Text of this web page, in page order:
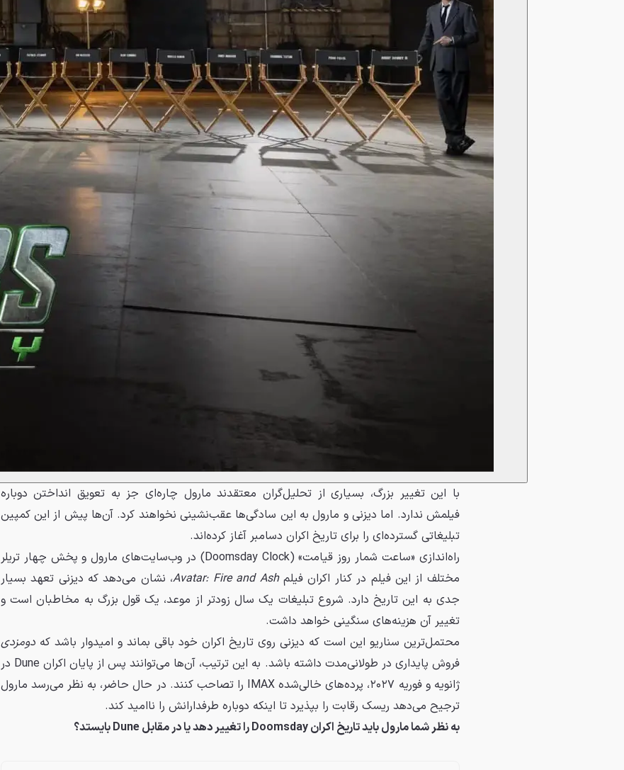
با این تغییر بزرگ، بسیاری از تحلیل‌گران معتقدند مارول چاره‌ای جز به تعویق انداختن دوباره
فیلمش ندارد. اما دیزنی و مارول به این سادگی‌ها عقب‌نشینی نخواهند کرد. آن‌ها پیش از این کمپین
تبلیغاتی گسترده‌ای را برای تاریخ اکران دسامبر آغاز کرده‌اند.
راه‌اندازی «ساعت شمار روز قیامت» (Doomsday Clock) در وب‌سایت‌های مارول و پخش چهار تریلر
مختلف از این فیلم در کنار اکران فیلمAvatar: Fire and Ash، نشان می‌دهد که دیزنی تعهد بسیار
جدی به این تاریخ دارد. شروع تبلیغات یک سال زودتر از موعد، یک قول بزرگ به مخاطبان است و
تغییر آن هزینه‌های سنگینی خواهد داشت.
محتمل‌ترین سناریو این است که دیزنی روی تاریخ اکران خود باقی بماند و امیدوار باشد کهدومزدی
فروش پایداری در طولانی‌مدت داشته باشد. به این ترتیب، آن‌ها می‌توانند پس از پایان اکران Dune در
ژانویه و فوریه ۲۰۲۷، پرده‌های خالی‌شده IMAX را تصاحب کنند. در حال حاضر، به نظر می‌رسد مارول
ترجیح می‌دهد ریسک رقابت را بپذیرد تا اینکه دوباره طرفدارانش را ناامید کند.
به نظر شما مارول باید تاریخ اکران Doomsday را تغییر دهد یا در مقابل Dune بایستد؟